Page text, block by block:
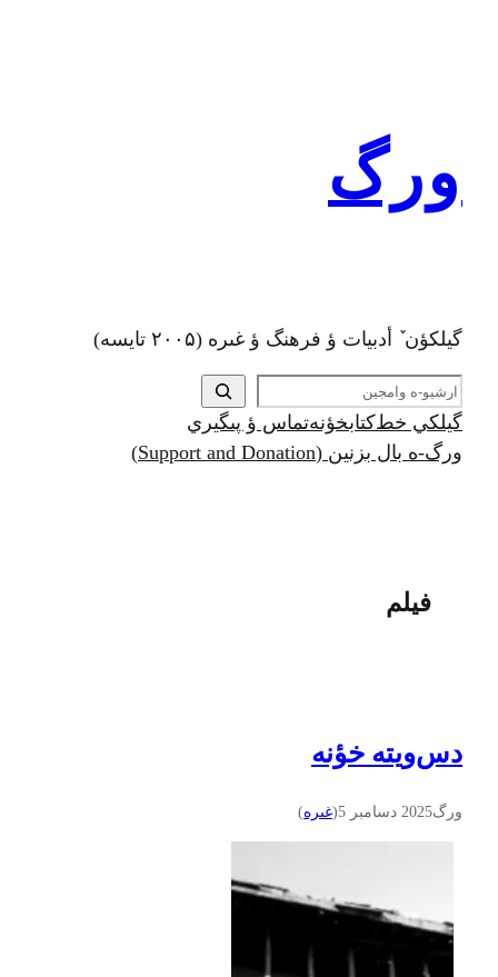
ورگ
گيلکؤن ٚ أدبیات ؤ فرهنگ ؤ غىره (۲۰۰۵ تايسه)
ج
س
ت
ج
گيلکي خطکتابخؤنهتماس ؤ پىگيري
ورگ-ه بال بزنين (Support and Donation)
فیلم
دس‌ويته خؤنه
ورگ2025 دسامبر 5 (غىره)